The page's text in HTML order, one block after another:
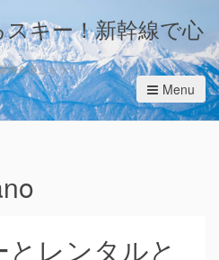
キー！新幹線で心
険を楽しもう！
Menu
レンタルと